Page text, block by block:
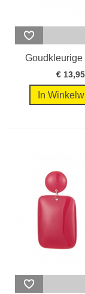
Goudkleurige
met
€ 13,95
In